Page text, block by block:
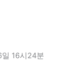
16시24분